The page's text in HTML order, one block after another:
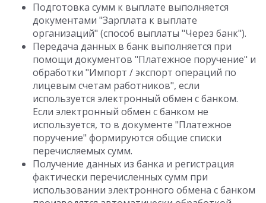
Подготовка сумм к выплате выполняется
документами "Зарплата к выплате
организаций" (способ выплаты "Через банк").
Передача данных в банк выполняется при
помощи документов "Платежное поручение" и
обработки "Импорт / экспорт операций по
лицевым счетам работников", если
используется электронный обмен с банком.
Если электронный обмен с банком не
используется, то в документе "Платежное
поручение" формируются общие списки
перечисляемых сумм.
Получение данных из банка и регистрация
фактически перечисленных сумм при
использовании электронного обмена с банком